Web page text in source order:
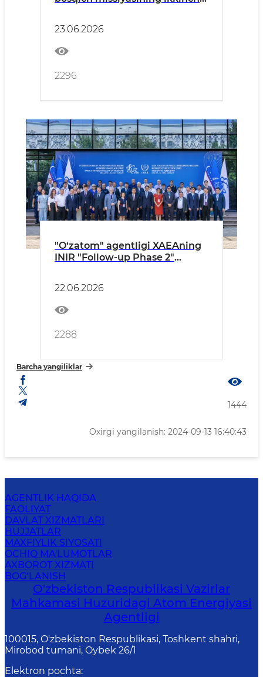
23.06.2026
2296
"O‘zatom" agentligi XAEAning
INIR "Follow-up Phase 2"
22.06.2026
2288
Barcha yangiliklar
1444
Oxirgi yangilanish: 2024-09-13 16:40:43
AGENTLIK HAQIDA
FAOLIYAT
DAVLAT XIZMATLARI
HUJJATLAR
MAXFIYLIK SIYOSATI
OCHIQ MA'LUMOTLAR
AXBOROT XIZMATI
BOG‘LANISH
O'zbekiston Respublikasi Vazirlar
Mahkamasi Huzuridagi Atom Energiyasi
Agentligi
100015, O'zbekiston Respublikasi, Toshkent shahri,
Mirobod tumani, Oybek 26/1
Elektron pochta: